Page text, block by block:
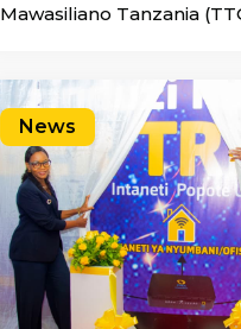
Mawasiliano Tanzania
mawasiliano katika Mkoa
ikiwa ni sehemu ya jitihada
kuhakikisha uwekezaji
katika sekta ya
unaimarisha huduma kwa
kuchochea ukuaji wa
kidijitali.
News